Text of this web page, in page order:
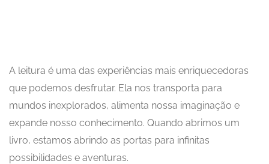
A leitura é uma das experiências mais enriquecedoras
que podemos desfrutar. Ela nos transporta para
mundos inexplorados, alimenta nossa imaginação e
expande nosso conhecimento. Quando abrimos um
livro, estamos abrindo as portas para infinitas
possibilidades e aventuras.